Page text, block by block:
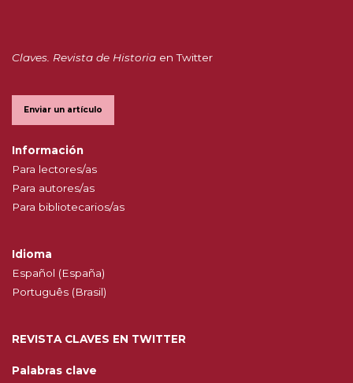
Claves. Revista de Historia en Twitter
Enviar un artículo
Información
Para lectores/as
Para autores/as
Para bibliotecarios/as
Idioma
Español (España)
Português (Brasil)
REVISTA CLAVES EN TWITTER
Palabras clave